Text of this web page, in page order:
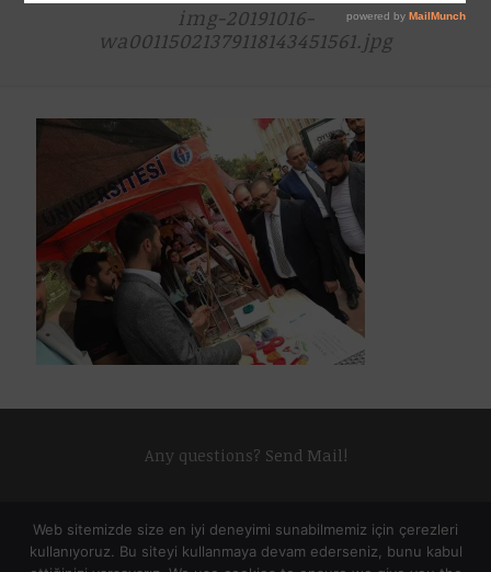
img-20191016-
wa00115021379118143451561.jpg
Any questions? Send Mail!
Web sitemizde size en iyi deneyimi sunabilmemiz için çerezleri
kullanıyoruz. Bu siteyi kullanmaya devam ederseniz, bunu kabul